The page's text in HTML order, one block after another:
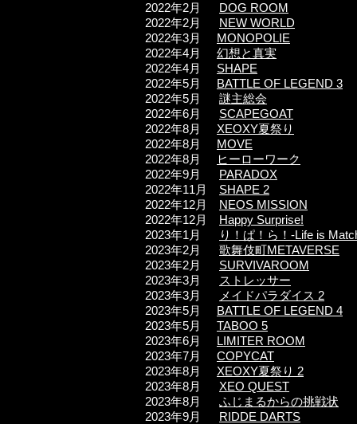
2022年2月 DOG ROOM
2022年2月 NEW WORLD
2022年3月 MONOPOLIE
2022年4月 幻想と真実
2022年4月 SHAPE
2022年5月 BATTLE OF LEGEND 3
2022年5月 謎主総会
2022年6月 SCAPEGOAT
2022年8月 XEOXY夏祭り
2022年8月 MOVE
2022年8月
ヒーローワーク
2022年9月 PARADOX
2022年11月 SHAPE 2
2022年12月 NEOS MISSION​
2022年12月 Happy Surprise!​
2023年1月
り！ぱ！ら！-Life is
2023年2月 歌舞伎町METAVERSE
2023年2月 SURVIVAROOM
2023年3月
ストレッサー
2023年3月
メイドパラダイス 2
2023年5月 BATTLE OF LEGEND 4
2023年5月 TABOO 5​
2023年6月 LIMITER ROOM
2023年7月 COPYCAT
2023年8月 XEOXY夏祭り 2
2023年8月 XEO QUEST
2023年8月 ふじまるからの挑戦状
2023年9月 RIDDE DARTS